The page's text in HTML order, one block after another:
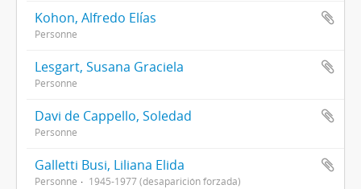
Kohon, Alfredo Elías
Personne
Lesgart, Susana Graciela
Personne
Davi de Cappello, Soledad
Personne
Galletti Busi, Liliana Elida
Personne 1945-1977 (desaparición forzada)